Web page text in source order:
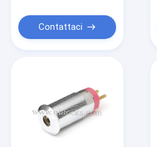
Chi siamo
Contattaci
Contattaci